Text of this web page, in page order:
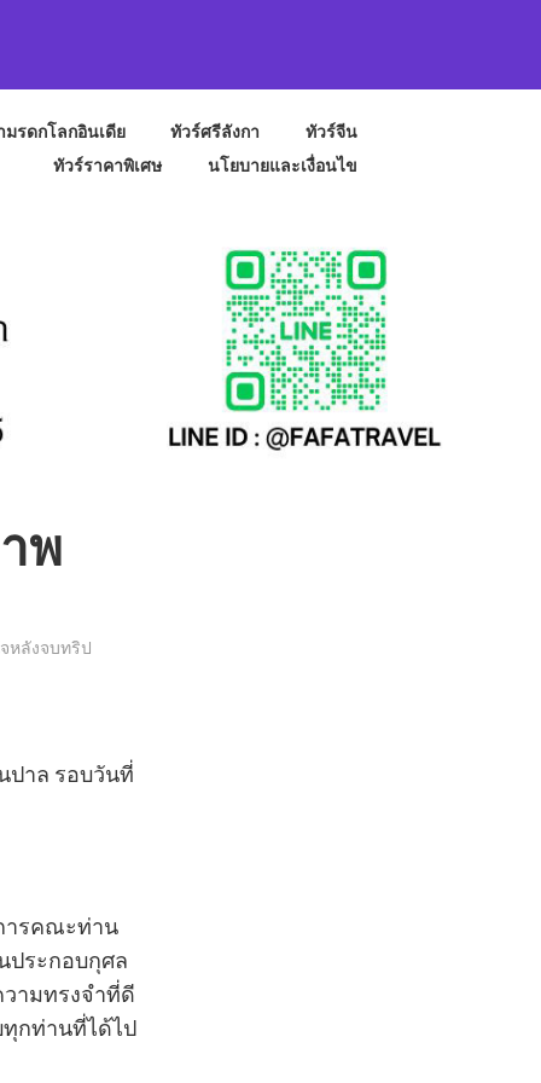
มรดกโลกอินเดีย ทัวร์ศรีลังกา
ทัวร์จีน
ทัวร์ราคาพิเศษ
นโยบายและเงื่อนไข
พ
หลังจบทริป
าล รอบวันที่
ารคณะท่าน
ประกอบกุศล
ามทรงจำที่ดี
กท่านที่ได้ไป